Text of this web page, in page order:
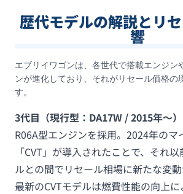
歴代モデルの解説とリ
響
エブリイワゴンは、各世代で搭載エンジン
ンが進化しており、それがリセール価格の
す。
3代目（現行型：DA17W / 2015年〜）
R06A型エンジンを採用。2024年のマ
「CVT」が導入されたことで、それ
ルとの間でリセール相場に新たな変動
最新のCVTモデルは燃費性能の向上